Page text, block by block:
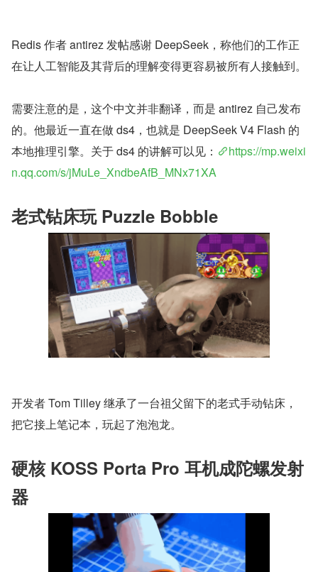
Redis 作者 antirez 发帖感谢 DeepSeek，称他们的工作正
在让人工智能及其背后的理解变得更容易被所有人接触到。
需要注意的是，这个中文并非翻译，而是 antirez 自己发布
的。他最近一直在做 ds4，也就是 DeepSeek V4 Flash 的
本地推理引擎。关于 ds4 的讲解可以见：
https://mp.weixi
n.qq.com/s/jMuLe_XndbeAfB_MNx71XA
老式钻床玩 Puzzle Bobble
开发者 Tom Tilley 继承了一台祖父留下的老式手动钻床，
把它接上笔记本，玩起了泡泡龙。
硬核 KOSS Porta Pro 耳机成陀螺发射
器